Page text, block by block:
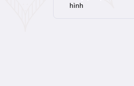
hình